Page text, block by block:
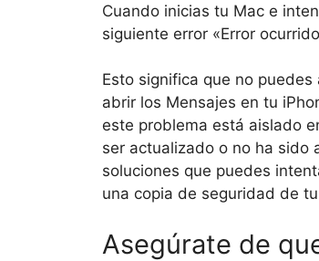
Cuando inicias tu Mac e
siguiente error «Error
Esto significa que no
abrir los Mensajes en tu
este problema está aislado
ser actualizado o no ha sido
soluciones que puedes
una copia de seguridad de
Asegúrate de